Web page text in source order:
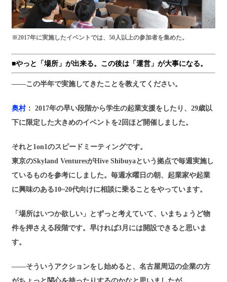
※2017年に実施したイベントでは、50人以上の参加者を集めた。
■やっと「場所」が出来る。この後は「運営」が大事になる。
――この半年で実施してきたことを教えてください。
奥村： 2017年の早い段階から学生の起業支援をしたり、29歳以
下に限定した大きめのイベントを2回ほど開催しました。
それと1on1のスピードミーティングです。
東京のSkyland VenturesがHive Shibuyaという拠点で毎週実施し
ているものを参考にしました。毎週水曜日の朝、起業家や起業
に興味のある10~20代向けに相談に乗ることをやっています。
「場所はいつか欲しい」とずっと考えていて、いまちょうど物
件を押さえる段階です。早ければ3月には開設できると思いま
す。
――そういうアクションをし始めると、名古屋周辺の企業の方